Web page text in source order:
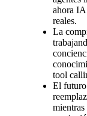
ahora IA
reales.
La
tool
El